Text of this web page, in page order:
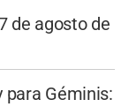
de agosto de
para Géminis: